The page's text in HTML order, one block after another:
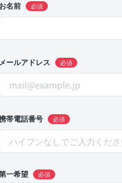
お名前 必須
メールアドレス 必須
帯電話番号 必須
一希望 必須